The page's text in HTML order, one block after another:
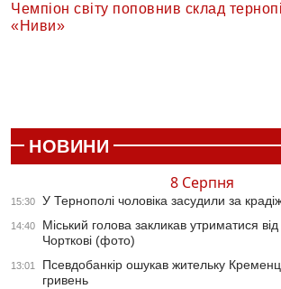
Чемпіон світу поповнив склад
«Ниви»
НОВИНИ
8 Серпня
15:30 У Тернополі чоловіка засудили за
14:40
Міський голова закликав утриматися від
Чорткові (фото)
13:01
Псевдобанкір ошукав жительку
гривень